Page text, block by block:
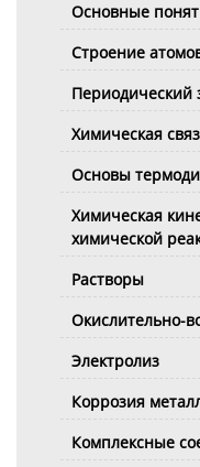
Основные
Строение
Периодический
Химическая
Основы
Химическая
химической
Растворы
Окислительно-
Электролиз
Коррозия
Комплексные